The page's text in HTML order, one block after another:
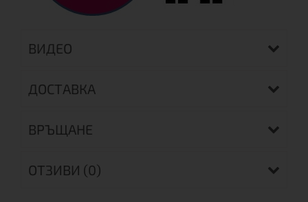
ВИДЕО
ДОСТАВКА
ВРЪЩАНЕ
ОТЗИВИ (0)